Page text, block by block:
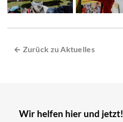
← Zurück zu Aktuelles
Wir helfen hier und jetzt!